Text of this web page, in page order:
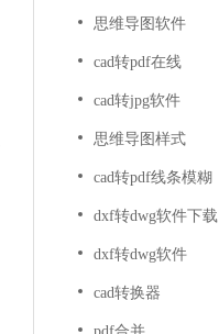
思维导图软件
cad转pdf在线
cad转jpg软件
思维导图样式
cad转pdf线条模糊
dxf转dwg软件下载
dxf转dwg软件
cad转换器